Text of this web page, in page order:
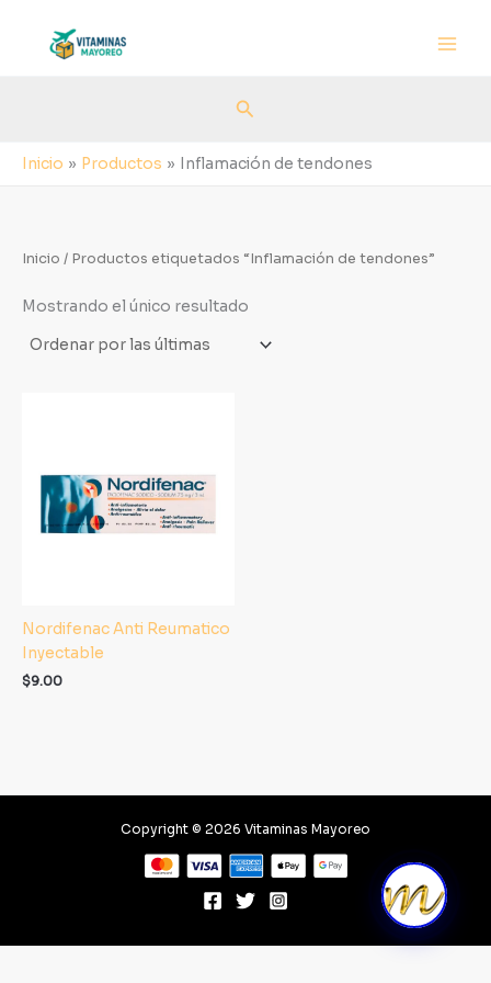
contenido
Buscar
Inicio Productos Inflamación de tendones
Inicio / Productos etiquetados “Inflamación de tendones”
Mostrando el único resultado
Nordifenac Anti Reumatico
Inyectable
$9.00
Copyright © 2026 Vitaminas Mayoreo